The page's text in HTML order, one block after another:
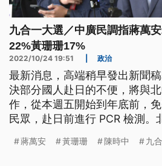
九合一大選／中廣民調指蔣萬
22%黃珊珊17%
2022/10/24 19:51 政治
最新消息，高端稍早發出新聞
決部分國人赴日的不便，將與
作，從本週五開始到年底前，
民眾，赴日前進行 PCR 檢測。
持度居首，民進黨陳時中第二
蔣萬安 黃珊珊 陳時中 九